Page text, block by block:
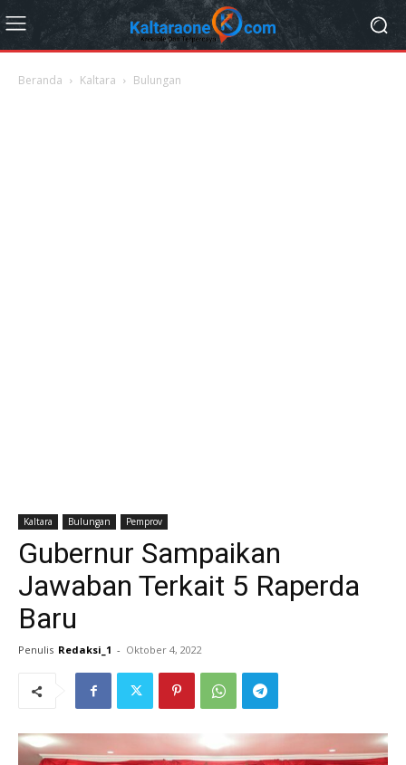
Beranda Kaltara Bulungan
Kaltara Bulungan Pemprov
Gubernur Sampaikan
Jawaban Terkait 5 Raperda
Baru
Penulis Redaksi_1 - Oktober 4, 2022